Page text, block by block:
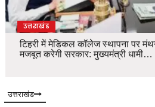
उत्तराखंड
टिहरी में मेडिकल कॉलेज स्थापना पर
मजबूत करेगी सरकार: मुख्यमंत्री धामी…
उत्तराखंड